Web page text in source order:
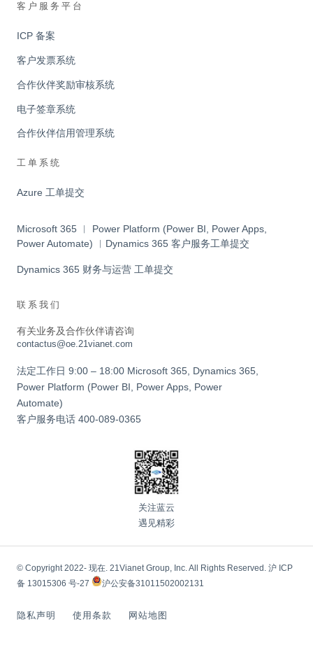
客户服务平台
ICP 备案
客户发票系统
合作伙伴奖励审核系统
电子签章系统
合作伙伴信用管理系统
工单系统
Azure 工单提交
Microsoft 365 ︱ Power Platform (Power BI, Power Apps,
Power Automate) ︱Dynamics 365 客户服务工单提交
Dynamics 365 财务与运营 工单提交
联系我们
有关业务及合作伙伴请咨询
contactus@oe.21vianet.com
法定工作日 9:00 – 18:00 Microsoft 365, Dynamics 365,
Power Platform (Power BI, Power Apps, Power
Automate)
客户服务电话 400-089-0365
关注蓝云
遇见精彩
© Copyright 2022- 现在. 21Vianet Group, Inc. All Rights Reserved. 沪 ICP
备 13015306 号-27
沪公安备31011502002131
隐私声明 使用条款 网站地图